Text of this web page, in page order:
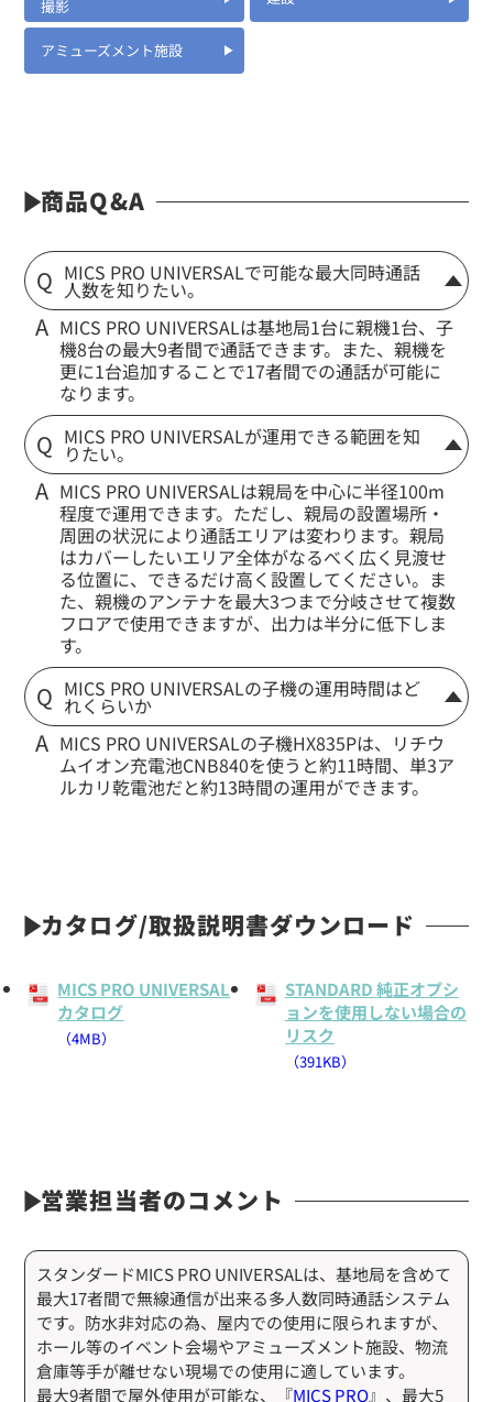
撮影
アミューズメント施設
商品Q&A
MICS PRO UNIVERSALで可能な最大同時通話
人数を知りたい。
MICS PRO UNIVERSALは基地局1台に親機1台、子
機8台の最大9者間で通話できます。また、親機を
更に1台追加することで17者間での通話が可能に
なります。
MICS PRO UNIVERSALが運用できる範囲を知
りたい。
MICS PRO UNIVERSALは親局を中心に半径100m
程度で運用できます。ただし、親局の設置場所・
周囲の状況により通話エリアは変わります。親局
はカバーしたいエリア全体がなるべく広く見渡せ
る位置に、できるだけ高く設置してください。ま
た、親機のアンテナを最大3つまで分岐させて複数
フロアで使用できますが、出力は半分に低下しま
す。
MICS PRO UNIVERSALの子機の運用時間はど
れくらいか
MICS PRO UNIVERSALの子機HX835Pは、リチウ
ムイオン充電池CNB840を使うと約11時間、単3ア
ルカリ乾電池だと約13時間の運用ができます。
カタログ/取扱説明書ダウンロード
MICS PRO UNIVERSAL
カタログ
（4MB）
STANDARD 純正オプシ
ョンを使用しない場合の
リスク
（391KB）
営業担当者のコメント
スタンダードMICS PRO UNIVERSALは、基地局を含めて
最大17者間で無線通信が出来る多人数同時通話システム
です。防水非対応の為、屋内での使用に限られますが、
ホール等のイベント会場やアミューズメント施設、物流
倉庫等手が離せない現場での使用に適しています。
最大9者間で屋外使用が可能な、『MICS PRO』、最大5